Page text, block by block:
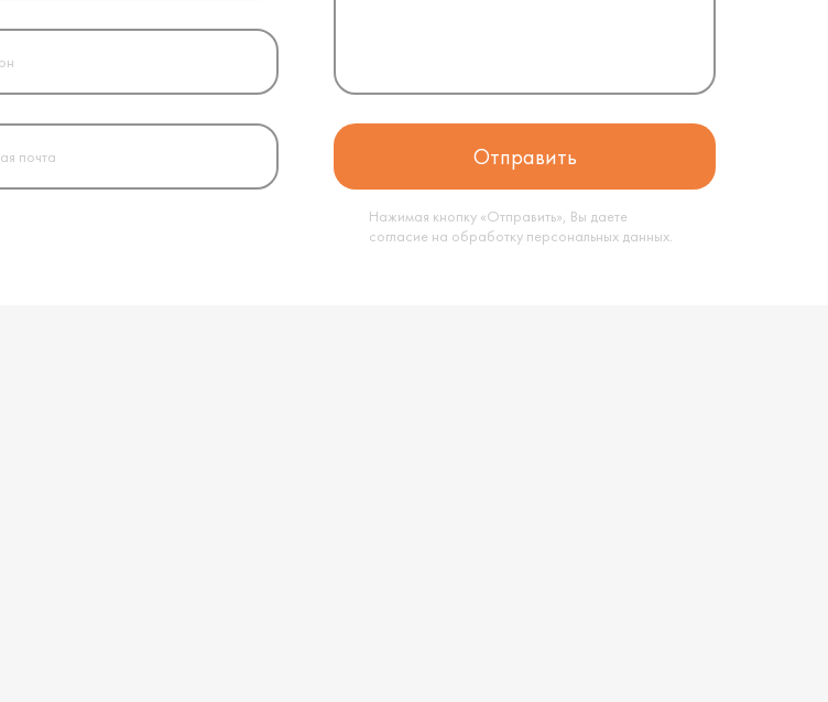
Нажимая кнопку «Отправить», Вы даете
согласие на обработку персональных данных.